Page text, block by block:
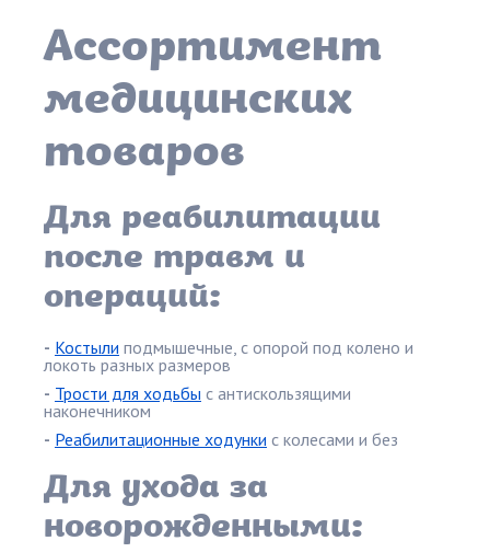
Ассортимент
медицинских
товаров
Для реабилитации
после травм и
операций:
- Костыли подмышечные, с опорой под колено и
локоть разных размеров
- Трости для ходьбы с антискользящими
наконечником
- Реабилитационные ходунки с колесами и без
Для ухода за
новорожденными: